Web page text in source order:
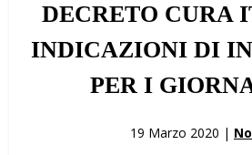
DECRETO CURA
INDICAZIONI DI
PER I
19 Marzo 2020 |